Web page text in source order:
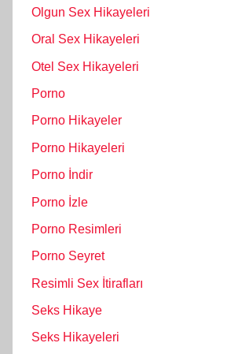
Olgun Sex Hikayeleri
Oral Sex Hikayeleri
Otel Sex Hikayeleri
Porno
Porno Hikayeler
Porno Hikayeleri
Porno İndir
Porno İzle
Porno Resimleri
Porno Seyret
Resimli Sex İtirafları
Seks Hikaye
Seks Hikayeleri